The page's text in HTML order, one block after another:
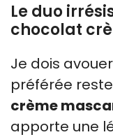
Le duo
chocolat
Je dois
préférée
crème
apporte une